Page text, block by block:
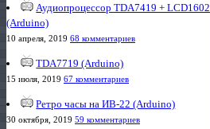
Аудиопроцессор TDA7419 + LCD1602
(Arduino)
10 апреля, 2019 68 комментариев
TDA7719 (Arduino)
15 июля, 2019 67 комментариев
Ретро часы на ИВ-22 (Arduino)
30 октября, 2019 59 комментариев